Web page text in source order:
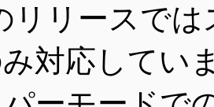
リリースで
対応してい